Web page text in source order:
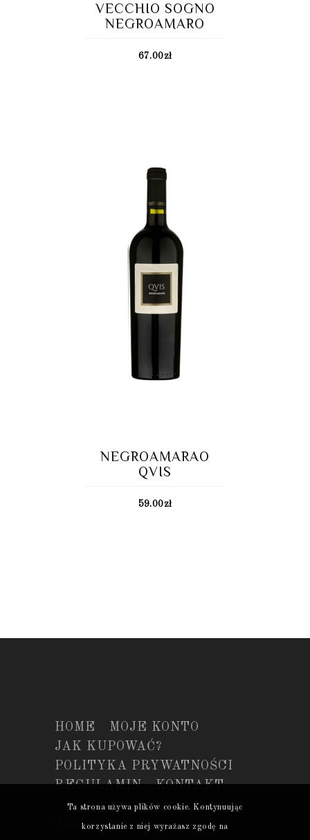
VECCHIO SOGNO
NEGROAMARO
67.00zł
NEGROAMARAO
QVIS
59.00zł
HOME
MOJE KONTO
JAK KUPOWAĆ?
POLITYKA PRYWATNOŚCI
REGULAMIN
KONTAKT
Copyright © 2018 winoimiod.com
Ta strona używa plików cookie. Kontynuując
korzystanie z niej wyrażasz zgodę na